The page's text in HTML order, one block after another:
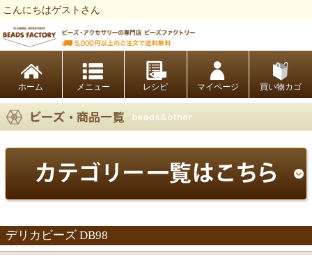
こんにちはゲストさん
ホーム レシピ マイページ 買い物カゴ
デリカビーズ DB98